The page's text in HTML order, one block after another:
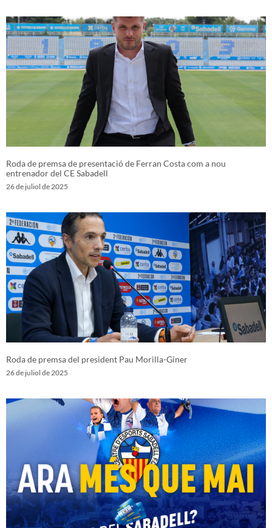
Roda de premsa de presentació de Ferran Costa com a nou
entrenador del CE Sabadell
26 de juliol de 2025
Roda de premsa del president Pau Morilla-Giner
26 de juliol de 2025